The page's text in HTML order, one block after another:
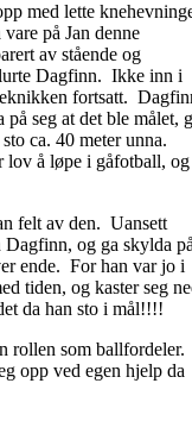
med lette
på Jan denne
av stående og
Dagfinn. Ikke inn i
fortsatt.
på seg at det ble målet,
ca. 40 meter unna.
lov å løpe i gåfotball, og
felt av den. Uansett
og ga skylda
ende. For han var jo i
tiden, og kaster seg
da han sto i mål!!!!
rollen som ballfordeler.
opp ved egen hjelp da